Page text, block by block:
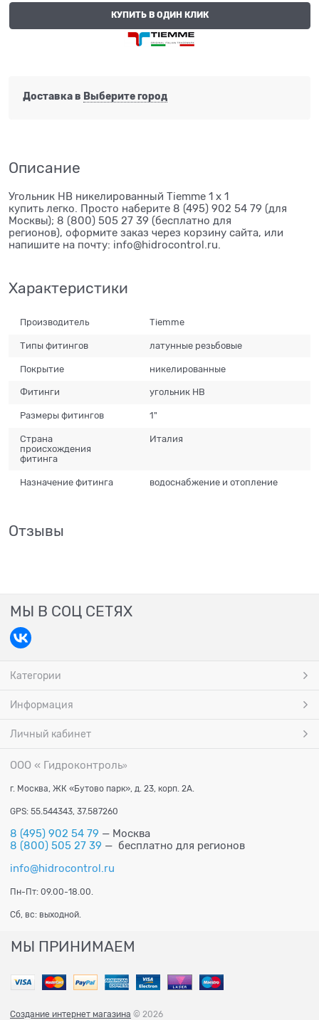
КУПИТЬ В ОДИН КЛИК
Доставка в Выберите город
Описание
Угольник НВ никелированный Tiemme 1 х 1
купить легко. Просто наберите 8 (495) 902 54 79 (для
Москвы); 8 (800) 505 27 39 (бесплатно для
регионов), оформите заказ через корзину сайта, или
напишите на почту: info@hidrocontrol.ru.
Характеристики
Производитель Tiemme
Типы фитингов латунные резьбовые
Покрытие никелированные
Фитинги угольник НВ
Размеры фитингов 1"
Страна
происхождения
фитинга
Италия
Назначение фитинга водоснабжение и отопление
Отзывы
МЫ В СОЦ СЕТЯХ
Категории
Информация
Личный кабинет
ООО « Гидроконтроль»
г. Москва, ЖК «Бутово парк», д. 23, корп. 2А.
GPS: 55.544343, 37.587260
8 (495) 902 54 79 — Москва
8 (800) 505 27 39 — бесплатно для регионов
info@hidrocontrol.ru
Пн-Пт: 09.00-18.00.
Сб, вс: выходной.
МЫ ПРИНИМАЕМ
Создание интернет магазина © 2026